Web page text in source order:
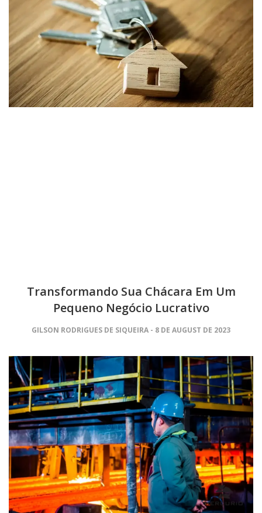
Transformando Sua Chácara Em Um
Pequeno Negócio Lucrativo
GILSON RODRIGUES DE SIQUEIRA 8 DE AUGUST DE 2023